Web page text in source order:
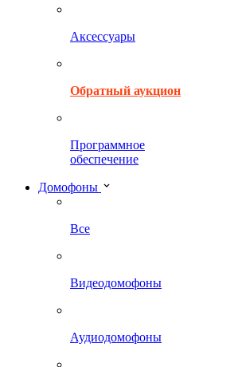
Аксессуары
Обратный аукцион
Программное
обеспечение
Домофоны
Все
Видеодомофоны
Аудиодомофоны